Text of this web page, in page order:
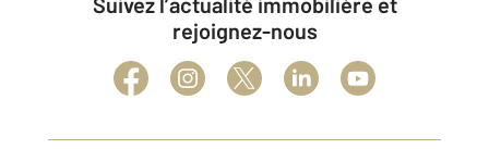
rejoignez-nous